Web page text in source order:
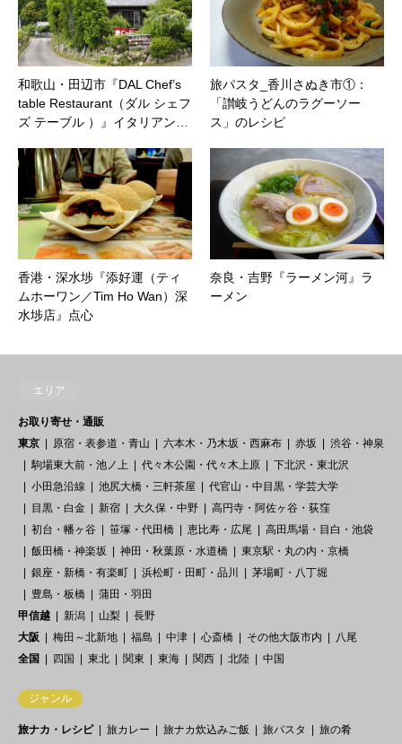
和歌山・田辺市『DAL Chef’s
table Restaurant（ダル シェフ
ズ テーブル ）』イタリアン…
旅パスタ_香川さぬき市①：
「讃岐うどんのラグーソー
ス」のレシピ
香港・深水埗『添好運（ティ
ムホーワン／Tim Ho Wan）深
水埗店』点心
奈良・吉野『ラーメン河』ラ
ーメン
エリア
お取り寄せ・通販
東京
原宿・表参道・青山 六本木・乃木坂・西麻布 赤坂
渋谷・神泉
駒場東大前・池ノ上
代々木公園・代々木上原
下北沢・東北沢
小田急沿線
池尻大橋・三軒茶屋
代官山・中目黒・学芸大学
目黒・白金
新宿 大久保・中野
高円寺・阿佐ヶ谷・荻窪
初台・幡ヶ谷
笹塚・代田橋 恵比寿・広尾
高田馬場・目白・池袋
飯田橋・神楽坂
神田・秋葉原・水道橋
東京駅・丸の内・京橋
銀座・新橋・有楽町
浜松町・田町・品川
茅場町・八丁堀
豊島・板橋
蒲田・羽田
甲信越
新潟 山梨
長野
大阪
梅田～北新地 福島 中津 心斎橋 その他大阪市内
八尾
全国
四国 東北 関東 東海 関西 北陸 中国
ジャンル
旅ナカ・レシピ 旅カレー 旅ナカ炊込みご飯 旅パスタ
旅の肴